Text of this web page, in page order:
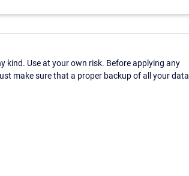
kind. Use at your own risk. Before applying any
make sure that a proper backup of all your data